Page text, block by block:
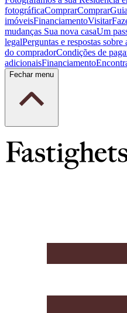
fotográficaComprarComprar
imóveisFinanciamentoVisitar
mudanças Sua nova casaUm
legalPerguntas e respostas sobre
do compradorCondições de
adicionaisFinanciamento
Fechar menu